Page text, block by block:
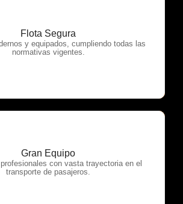
Flota Segura
y equipados, cumpliendo todas las
normativas vigentes.
OTP Servicios
Gran Equipo
con vasta trayectoria en el
transporte de pasajeros.
OTP Servicios